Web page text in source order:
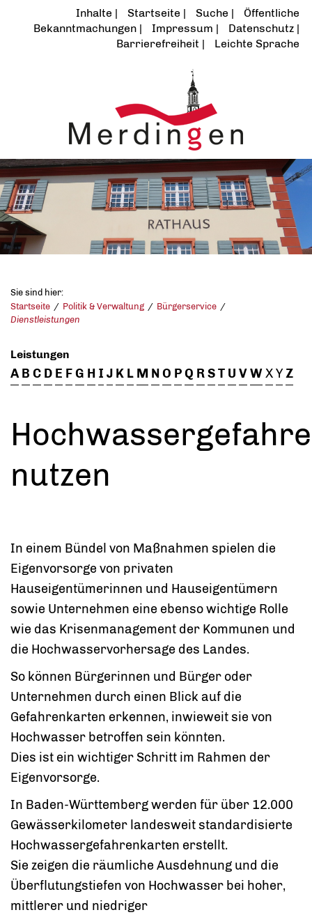
Inhalte Startseite Suche
Öffentliche
Bekanntmachungen
Impressum
Datenschutz
Barrierefreiheit
Leichte Sprache
Sie sind hier:
Startseite
Politik & Verwaltung
Bürgerservice
Dienstleistungen
Leistungen
A B C D E FG H I J K L M NO PQ RST U VWXYZ
nutzen
In einem Bündel von Maßnahmen spielen die
Eigenvorsorge von privaten
Hauseigentümerinnen und Hauseigentümern
sowie Unternehmen eine ebenso wichtige Rolle
wie das Krisenmanagement der Kommunen und
die Hochwasservorhersage des Landes.
So können Bürgerinnen und Bürger oder
Unternehmen durch einen Blick auf die
Gefahrenkarten erkennen, inwieweit sie von
Hochwasser betroffen sein könnten.
Dies ist ein wichtiger Schritt im Rahmen der
Eigenvorsorge.
In Baden-Württemberg werden für über 12.000
Gewässerkilometer landesweit standardisierte
Hochwassergefahrenkarten erstellt.
Sie zeigen die räumliche Ausdehnung und die
Überflutungstiefen von Hochwasser bei hoher,
mittlerer und niedriger